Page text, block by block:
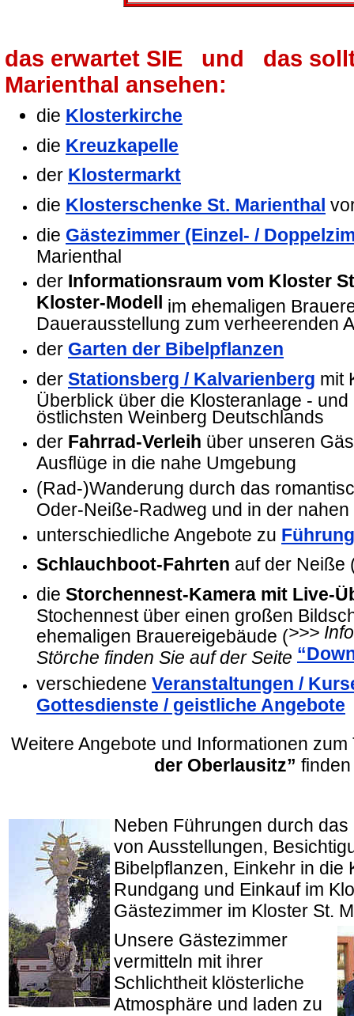
das erwartet SIE und das
Marienthal ansehen:
die Klosterkirche
die Kreuzkapelle
der Klostermarkt
die Klosterschenke St. Marienthal
die Gästezimmer (Einzel- /
Marienthal
der Informationsraum vom Kloster
Kloster-Modell
im ehemaligen
Dauerausstellung zum verheerenden
der Garten der Bibelpflanzen
der Stationsberg / Kalvarienberg mit
Überblick über die Klosteranlage -
östlichsten Weinberg Deutschlands
der Fahrrad-Verleih über unseren
Ausflüge in die nahe Umgebung
(Rad-)Wanderung durch das
Oder-Neiße-Radweg und in der nahen
unterschiedliche Angebote zu
Schlauchboot-Fahrten auf der Neiße
die Storchennest-Kamera mit Live-
Stochennest über einen großen
ehemaligen Brauereigebäude (>>>
Störche finden Sie auf der Seite
verschiedene Veranstaltungen /
Gottesdienste / geistliche Angebote
Weitere Angebote und Informationen
der Oberlausitz”
Neben Führungen durch
von Ausstellungen,
Bibelpflanzen, Einkehr in die
Rundgang und Einkauf im
Gästezimmer im Kloster St.
Unsere Gästezimmer
vermitteln mit ihrer
Schlichtheit klösterliche
Atmosphäre und laden zu